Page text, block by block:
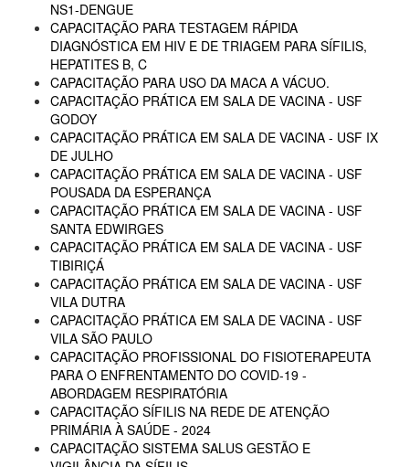
NS1-DENGUE
CAPACITAÇÃO PARA TESTAGEM RÁPIDA
DIAGNÓSTICA EM HIV E DE TRIAGEM PARA SÍFILIS,
HEPATITES B, C
CAPACITAÇÃO PARA USO DA MACA A VÁCUO.
CAPACITAÇÃO PRÁTICA EM SALA DE VACINA - USF
GODOY
CAPACITAÇÃO PRÁTICA EM SALA DE VACINA - USF IX
DE JULHO
CAPACITAÇÃO PRÁTICA EM SALA DE VACINA - USF
POUSADA DA ESPERANÇA
CAPACITAÇÃO PRÁTICA EM SALA DE VACINA - USF
SANTA EDWIRGES
CAPACITAÇÃO PRÁTICA EM SALA DE VACINA - USF
TIBIRIÇÁ
CAPACITAÇÃO PRÁTICA EM SALA DE VACINA - USF
VILA DUTRA
CAPACITAÇÃO PRÁTICA EM SALA DE VACINA - USF
VILA SÃO PAULO
CAPACITAÇÃO PROFISSIONAL DO FISIOTERAPEUTA
PARA O ENFRENTAMENTO DO COVID-19 -
ABORDAGEM RESPIRATÓRIA
CAPACITAÇÃO SÍFILIS NA REDE DE ATENÇÃO
PRIMÁRIA À SAÚDE - 2024
CAPACITAÇÃO SISTEMA SALUS GESTÃO E